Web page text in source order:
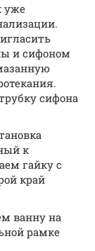
уже
и сифоном
сифона
к
гайку с
край
ванну на
рамке